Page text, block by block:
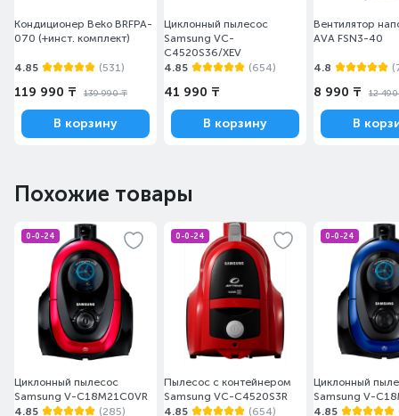
Дышите свободно
Дышите чистым воздухом благодаря
передовой системе фильтрации аллергенов,
которая с доказанной эффективностью
сводит к минимуму проникновение мелких
частиц пыли и аллергенов из пылесоса
Кондиционер Beko BRFPA-
070 (+инст. комплект)
4.85 (531)
119 990 ₸ 139 990 ₸
В корзину
Циклонный пылесос
Samsung VC-
C4520S36/XEV
4.85
(654)
41 990 ₸
В корзину
Вентилятор
AVA FSN3-40
4.8
8 990 ₸ 12
В
Похожие товары
0-0-24
Циклонный пылесос
Samsung V-C18M21C0VR
4.85
(285)
0-0-24
Пылесос с контейнером
Samsung VC-C4520S3R
4.85
(654)
0-0-24
Циклонный
Samsung V-
4.85